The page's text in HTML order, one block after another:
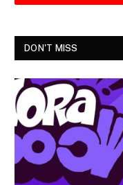
DON'T MISS